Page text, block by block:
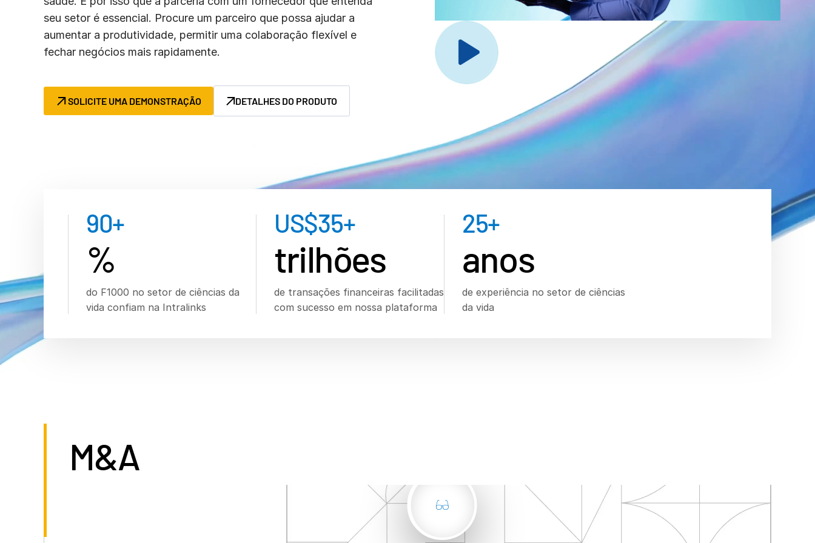
Connect
PRODUTOS
ADICIONAIS
seu setor é essencial. Procure um parceiro que possa ajudar a
aumentar a produtividade, permitir uma colaboração flexível e
fechar negócios mais rapidamente.
SOLICITE UMA DEMONSTRAÇÃO DETALHES DO PRODUTO
90+
%
do F1000 no setor de ciências da
vida confiam na Intralinks
US$35+
trilhões
de transações financeiras facilitadas
com sucesso em nossa plataforma
25+
anos
de experiência no setor de ciências
da vida
M&A